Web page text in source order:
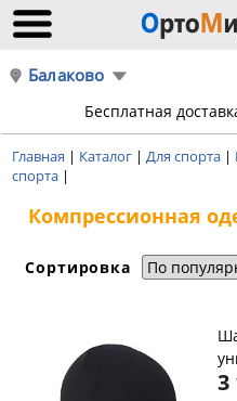
Балаково
Бесплатная
Главная | Каталог | Для спорта |
спорта |
Компрессионная
Сортировка
3